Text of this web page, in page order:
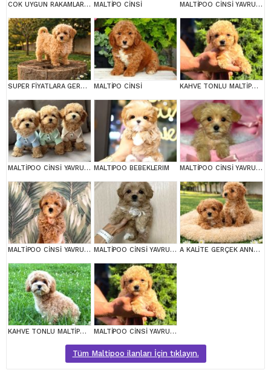
COK UYGUN RAKAMLARA GERÇEK MALTİPOO YAVRULAR MALTİPO CİNSİ MALTİPOO CİNSİ YAVRULAR EV ÜRETİMİ
SUPER FİYATLARA GERÇEK MALTİPOO YAVRULAR MALTİPO CİNSİ KAHVE TONLU MALTİPOO CİNSİ YAVRULAR
MALTİPOO CİNSİ YAVRULAR EV ÜRETİMİ MALTIPOO BEBEKLERIM MALTİPOO CİNSİ YAVRULAR EV ÜRETİMİ
MALTİPOO CİNSİ YAVRULAR EV ÜRETİMİ MALTİPOO CİNSİ YAVRULAR EV ÜRETİMİ A KALİTE GERÇEK ANNE BABA MALTİPOO YAVRULAR
KAHVE TONLU MALTİPOO CİNSİ YAVRULAR MALTİPOO CİNSİ YAVRULAR EV ÜRETİMİ
Tüm Maltipoo ilanları İçin tıklayın.